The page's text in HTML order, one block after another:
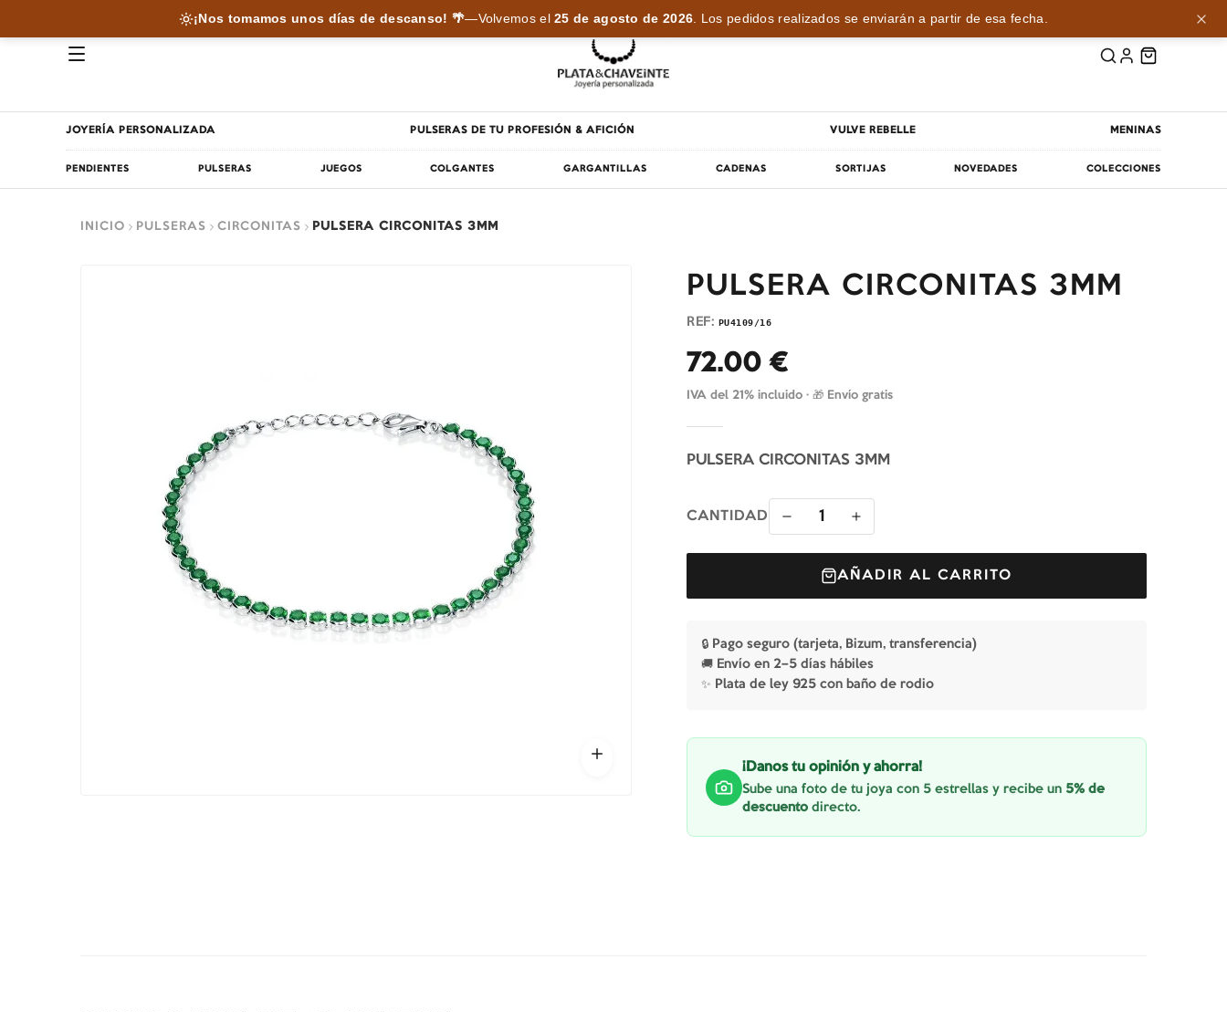
¡Nos tomamos unos días de descanso! 🌴—Volvemos el25 de agosto de 2026. Los pedidos realizados se enviarán a partir de esa fecha.
JOYERÍA PERSONALIZADA PULSERAS DE TU PROFESIÓN & AFICIÓN VULVE REBELLE MENINAS
PENDIENTES PULSERAS JUEGOS COLGANTES GARGANTILLAS CADENAS SORTIJAS NOVEDADES COLECCIONES
INICIO PULSERAS CIRCONITAS PULSERA CIRCONITAS 3MM
PULSERA CIRCONITAS 3MM
REF: PU4109/16
72.00 €
IVA del 21% incluido ·🎁 Envío gratis
PULSERA CIRCONITAS 3MM
CANTIDAD 1
AÑADIR AL CARRITO
🔒 Pago seguro (tarjeta, Bizum, transferencia)
🚚 Envío en 2–5 días hábiles
✨ Plata de ley 925 con baño de rodio
¡Danos tu opinión y ahorra!
Sube una foto de tu joya con 5 estrellas y recibe un 5% de
descuento directo.